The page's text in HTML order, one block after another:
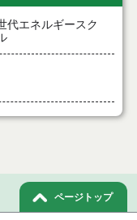
代エネルギースク
ページトップ